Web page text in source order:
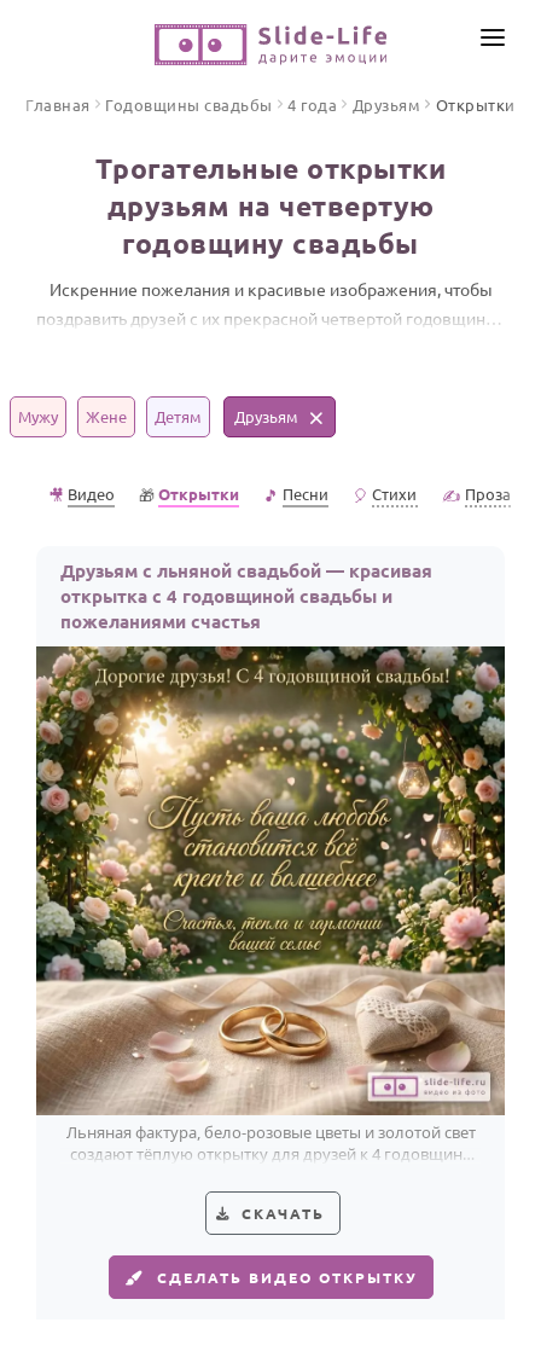
ПО ФОРМАТУ
Видео поздравления
Песни поздравления
Открытки
ПРАЗДНИКИ
Юбилей
Годовщина свадьбы
Календарь праздников
КОМУ
Женщине
Мужчине
Маме
Папе
Детям
Все родственники
ПЕРСОНАЛЬНЫЕ
Пожелания
По именам
По годам
ИНСТРУМЕНТЫ
ТЕКСТЫ И ИДЕИ
ЦЕНЫ
Главная Годовщины свадьбы 4 года Друзьям Открытки
Трогательные открытки
друзьям на четвертую
годовщину свадьбы
Искренние пожелания и красивые изображения, чтобы
поздравить друзей с их прекрасной четвертой годовщиной
Мужу Жене Детям Друзьям
🎥 Видео 🎁Открытки 🎵 Песни 🎈 Стихи ✍️ Проза
Друзьям с льняной свадьбой — красивая
открытка с 4 годовщиной свадьбы и
пожеланиями счастья
Льняная фактура, бело-розовые цветы и золотой свет
создают тёплую открытку для друзей к 4 годовщине
СКАЧАТЬ
СДЕЛАТЬ ВИДЕО ОТКРЫТКУ